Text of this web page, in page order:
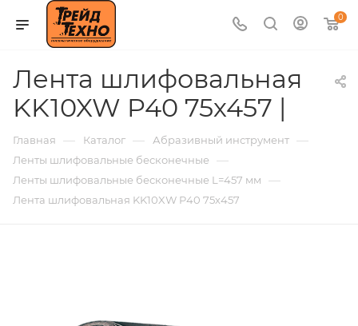
0
Лента шлифовальная
KK10XW P40 75х457 |
Главная — Каталог — Абразивный инструмент —
Ленты шлифовальные бесконечные —
Ленты шлифовальные бесконечные L=457 мм —
Лента шлифовальная KK10XW P40 75х457